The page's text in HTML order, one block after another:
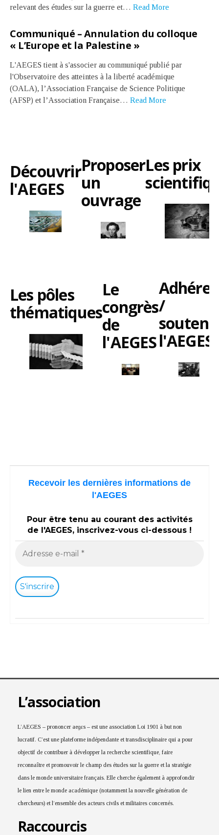
relevant des études sur la guerre et… Read More
Communiqué – Annulation du colloque
« L’Europe et la Palestine »
L'AEGES tient à s'associer au communiqué publié par
l'Observatoire des atteintes à la liberté académique
(OALA), l’Association Française de Science Politique
(AFSP) et l’Association Française… Read More
Découvrir
l'AEGES
Proposer
un
ouvrage
Les prix
Les pôles
thématiques
Le
congrès
de
l'AEGES
Adhérer
/
soutenir
l'AEGES
Recevoir les dernières informations de
l'AEGES
Pour être tenu au courant des activités
de l'AEGES, inscrivez-vous ci-dessous !
L’association
L’AEGES – prononcer aeɡɛs – est une association Loi 1901 à but non
lucratif. C’est une plateforme indépendante et transdisciplinaire qui a pour
objectif de contribuer à développer la recherche scientifique, faire
reconnaître et promouvoir le champ des études sur la guerre et la stratégie
dans le monde universitaire français. Elle cherche également à approfondir
le lien entre le monde académique (notamment la nouvelle génération de
chercheurs) et l’ensemble des acteurs civils et militaires concernés.
Raccourcis